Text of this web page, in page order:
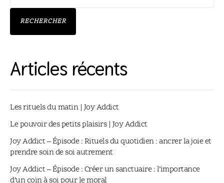
RECHERCHER
Articles récents
Les rituels du matin | Joy Addict
Le pouvoir des petits plaisirs | Joy Addict
Joy Addict – Épisode : Rituels du quotidien : ancrer la joie et
prendre soin de soi autrement
Joy Addict – Épisode : Créer un sanctuaire : l’importance
d’un coin à soi pour le moral